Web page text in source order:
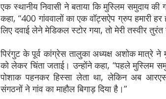
एक स्थानीय निवासी ने बताया कि मुस्लिम समुदाय
कहा, “400 गांववालों का एक वॉट्सऐप ग्रुप
लिए दवाई लेने मेडिकल स्टोर गया, तो मेरी तस्वीर
पिरंगुट के पूर्व कांग्रेस तालुका अध्यक्ष अशोक मात्रे ने
को लेकर चिंता जताई। उन्होंने कहा, “पहले मुस्लिम
पोशाक पहनकर हिस्सा लेता था, लेकिन अब
संगठनों ने गांव का माहौल बिगाड़ दिया है।”